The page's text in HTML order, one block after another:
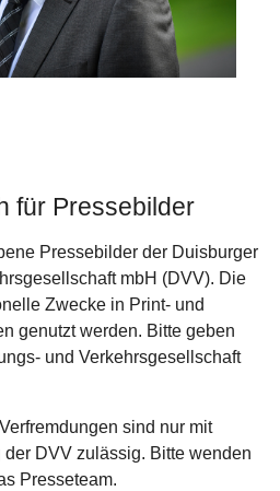
für Pressebilder
Pressebilder der Duisburger
mbH (DVV). Die
Zwecke in Print- und
genutzt werden. Bitte geben
und Verkehrsgesellschaft
sind nur mit
DVV zulässig. Bitte wenden
Presseteam.